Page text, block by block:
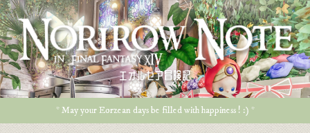
エオルゼア冒険記
* May your Eorzean days be filled with happiness ! :) *